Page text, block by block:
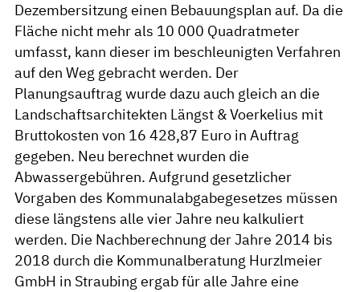
Dezembersitzung einen Bebauungsplan auf. Da die
Fläche nicht mehr als 10 000 Quadratmeter
umfasst, kann dieser im beschleunigten Verfahren
auf den Weg gebracht werden. Der
Planungsauftrag wurde dazu auch gleich an die
Landschaftsarchitekten Längst & Voerkelius mit
Bruttokosten von 16 428,87 Euro in Auftrag
gegeben. Neu berechnet wurden die
Abwassergebühren. Aufgrund gesetzlicher
Vorgaben des Kommunalabgabegesetzes müssen
diese längstens alle vier Jahre neu kalkuliert
werden. Die Nachberechnung der Jahre 2014 bis
2018 durch die Kommunalberatung Hurzlmeier
GmbH in Straubing ergab für alle Jahre eine